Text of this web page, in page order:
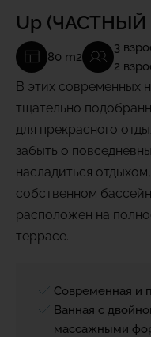
Up (ЧАСТНЫЙ
80 m2
3
2
В этих современных
тщательно
для прекрасного
забыть о
насладиться
собственном
расположен на
террасе.
Современная и
Ванная с
массажными